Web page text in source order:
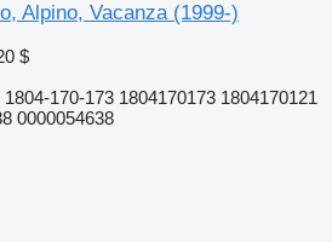
Alpino, Vacanza (1999-)
$
170-173 1804170173 1804170121
0000054638